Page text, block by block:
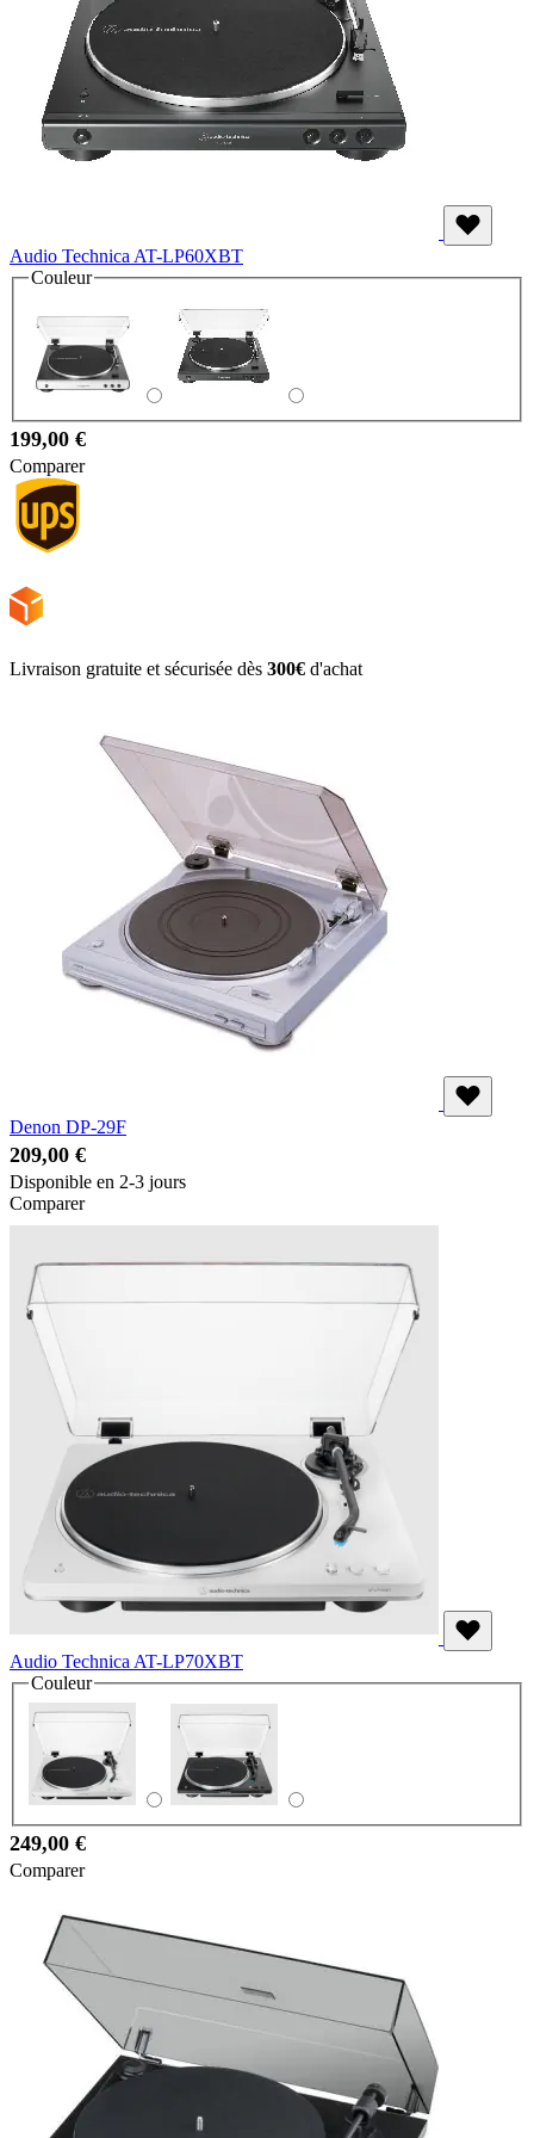
Audio Technica AT-LP60XBT
Couleur
199,00 €
Comparer
Livraison gratuite et sécurisée dès 300€ d'achat
Denon DP-29F
209,00 €
Disponible en 2-3 jours
Comparer
Audio Technica AT-LP70XBT
Couleur
249,00 €
Comparer